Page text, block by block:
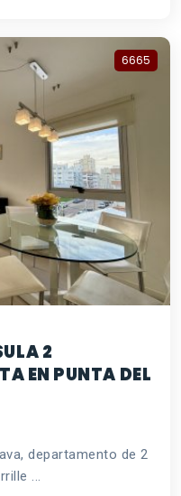
6665
2
EN PUNTA DEL
departamento de 2
...